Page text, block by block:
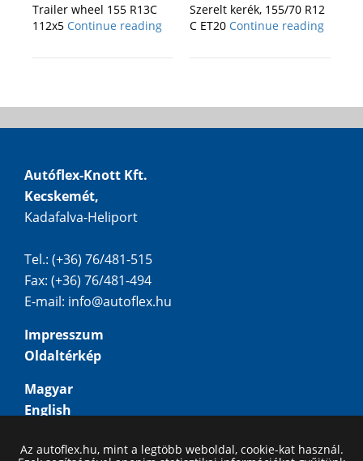
Trailer wheel 155 R13C
112x5 Continue reading
Szerelt kerék, 155/70 R12
C ET20 Continue reading
Autóflex-Knott Kft.
Kecskemét,
Kadafalva-Heliport
Tel.: (+36) 76/481-515
Fax: (+36) 76/481-494
E-mail: info@autoflex.hu
Impresszum
Oldaltérkép
Magyar
English
Русский
Az autoflex.hu, mint a legtöbb weboldal, cookie-kat használ.